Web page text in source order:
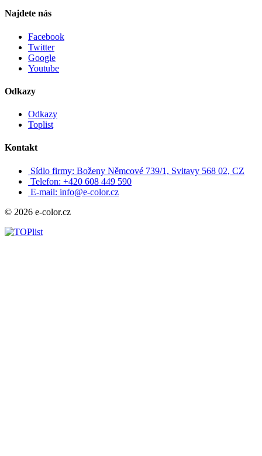
Najdete nás
Facebook
Twitter
Google
Youtube
Odkazy
Odkazy
Toplist
Kontakt
Sídlo firmy: Boženy Němcové 739/1, Svitavy 568 02, CZ
Telefon: +420 608 449 590
E-mail: info@e-color.cz
© 2026 e-color.cz